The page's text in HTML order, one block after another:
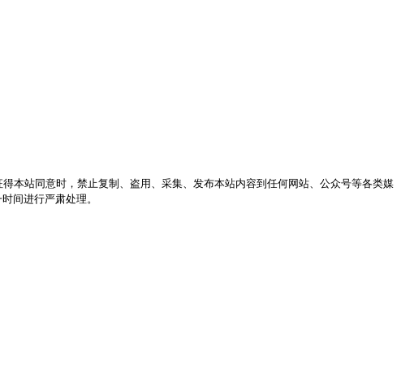
本站同意时，禁止复制、盗用、采集、发布本站内容到任何网站、公众号等各类媒
间进行严肃处理。